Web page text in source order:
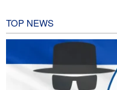
TOP NEWS